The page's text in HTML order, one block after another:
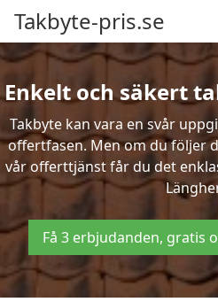
Takbyte-pris.se
Enkelt och säkert
Takbyte kan vara en svår
offertfasen. Men om du följer
vår offerttjänst får du det
Få 3 erbjudanden, gratis